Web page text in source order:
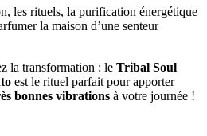
les rituels, la purification énergétique
la maison d’une senteur
la transformation : le Tribal Soul
est le rituel parfait pour apporter
bonnes vibrations à votre journée !